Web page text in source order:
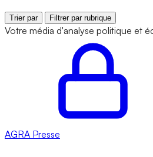
Trier par Filtrer par rubrique
Votre média d'analyse politique et
AGRA Presse